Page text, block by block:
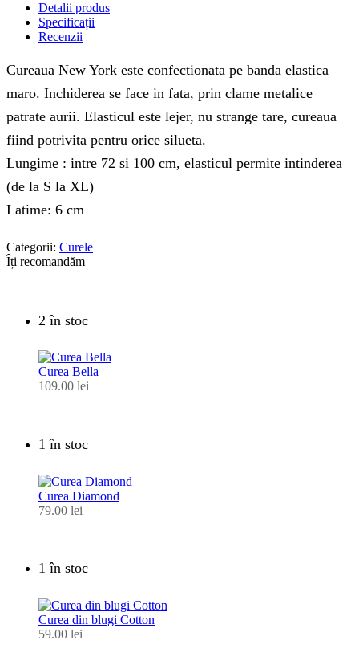
Detalii produs
Specificații
Recenzii
Cureaua New York este confectionata pe banda elastica
maro. Inchiderea se face in fata, prin clame metalice
patrate aurii. Elasticul este lejer, nu strange tare, cureaua
fiind potrivita pentru orice silueta.
Lungime : intre 72 si 100 cm, elasticul permite intinderea
(de la S la XL)
Latime: 6 cm
Categorii: Curele
Îți recomandăm
2 în stoc
Curea Bella
109.00 lei
1 în stoc
Curea Diamond
79.00 lei
1 în stoc
Curea din blugi Cotton
59.00 lei